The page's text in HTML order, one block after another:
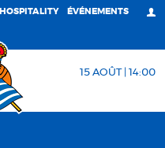
HOSPITALITY ÉVÉNEMENTS
15 AOÛT | 14:00